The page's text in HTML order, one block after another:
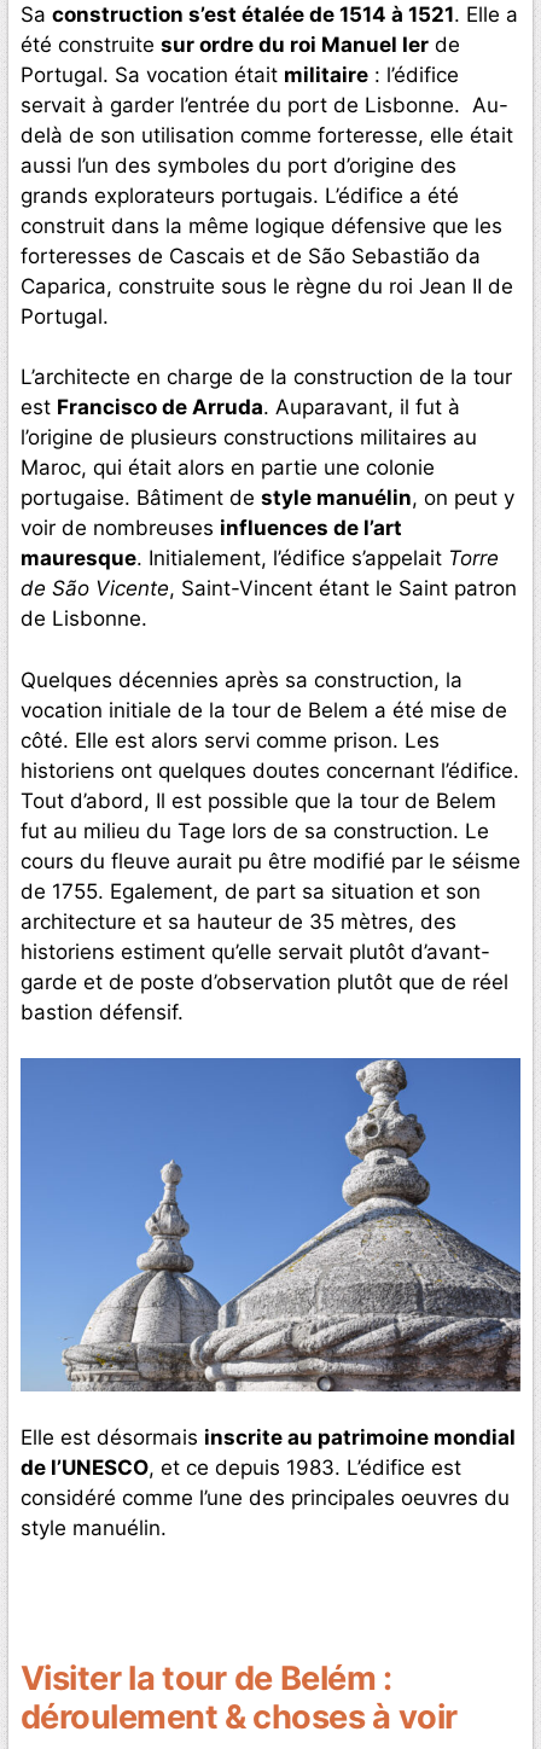
Sa construction s’est étalée de 1514 à 1521. Elle a
été construite sur ordre du roi Manuel Ier de
Portugal. Sa vocation était militaire : l’édifice
servait à garder l’entrée du port de Lisbonne. Au-
delà de son utilisation comme forteresse, elle était
aussi l’un des symboles du port d’origine des
grands explorateurs portugais. L’édifice a été
construit dans la même logique défensive que les
forteresses de Cascais et de São Sebastião da
Caparica, construite sous le règne du roi Jean II de
Portugal.
L’architecte en charge de la construction de la tour
est Francisco de Arruda. Auparavant, il fut à
l’origine de plusieurs constructions militaires au
Maroc, qui était alors en partie une colonie
portugaise. Bâtiment de style manuélin, on peut y
voir de nombreuses influences de l’art
mauresque. Initialement, l’édifice s’appelait Torre
de São Vicente, Saint-Vincent étant le Saint patron
de Lisbonne.
Quelques décennies après sa construction, la
vocation initiale de la tour de Belem a été mise de
côté. Elle est alors servi comme prison. Les
historiens ont quelques doutes concernant l’édifice.
Tout d’abord, Il est possible que la tour de Belem
fut au milieu du Tage lors de sa construction. Le
cours du fleuve aurait pu être modifié par le séisme
de 1755. Egalement, de part sa situation et son
architecture et sa hauteur de 35 mètres, des
historiens estiment qu’elle servait plutôt d’avant-
garde et de poste d’observation plutôt que de réel
bastion défensif.
Elle est désormais inscrite au patrimoine mondial
de l’UNESCO, et ce depuis 1983. L’édifice est
considéré comme l’une des principales oeuvres du
style manuélin.
Visiter la tour de Belém :
déroulement & choses à voir